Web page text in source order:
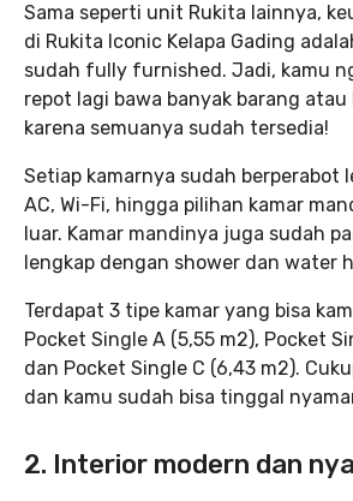
Sama seperti unit Rukita lainnya,
di Rukita Iconic Kelapa Gading
sudah fully furnished. Jadi, kamu
repot lagi bawa banyak barang
karena semuanya sudah tersedia!
Setiap kamarnya sudah berperabot
AC, Wi-Fi, hingga pilihan kamar
luar. Kamar mandinya juga sudah
lengkap dengan shower dan water
Terdapat 3 tipe kamar yang bisa
Pocket Single A (5,55 m2), Pocket
dan Pocket Single C (6,43 m2).
dan kamu sudah bisa tinggal
2. Interior modern dan